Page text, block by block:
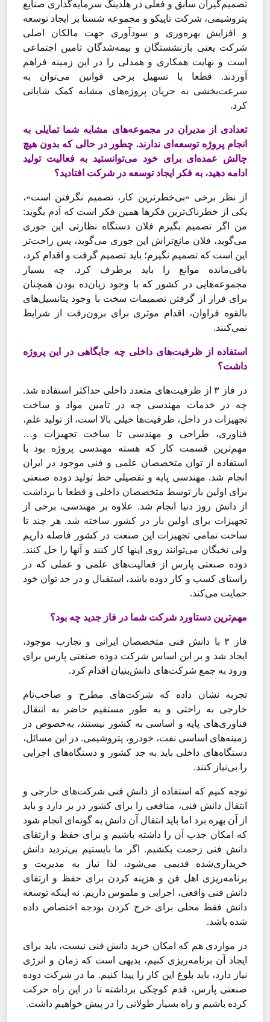
تصمیم‌‌‌گیران سابق و فعلی در هلدینگ سرمایه‌‌‌گذاری صنایع
پتروشیمی، شرکت تاپیکو و مجموعه شستا بر ایجاد توسعه
و افزایش بهره‌‌‌وری و سودآوری جهت مالکان اصلی
شرکت یعنی بازنشستگان و بیمه‌شدگان تامین اجتماعی
است و نهایت همکاری و همدلی را در این زمینه فراهم
آوردند. قطعا با تسهیل برخی قوانین می‌‌‌توان به
سرعت‌‌‌بخشی به جریان پروژه‌‌‌های مشابه کمک شایانی
کرد.
تعدادی از مدیران در مجموعه‌‌‌های مشابه شما تمایلی به
انجام پروژه توسعه‌‌‌ای ندارند. چطور در حالی که بدون هیچ
چالش عمده‌‌‌ای برای خود می‌‌‌توانستید به فعالیت تولید
ادامه دهید، به فکر ایجاد توسعه در شرکت افتادید؟
از نظر برخی «بی‌‌‌خطرترین کار، تصمیم نگرفتن است»،
یکی از خطرناک‌‌‌ترین فکرها همین فکر است که آدم بگوید:
من اگر تصمیم بگیرم فلان دستگاه نظارتی این ‌‌‌جوری
می‌‌‌گوید، فلان مانع‌‌‌تراش این‌‌‌ جوری می‌‌‌گوید، پس راحت‌‌‌تر
این است که تصمیم نگیرم؛ باید تصمیم گرفت و اقدام کرد،
باقی‌مانده موانع را باید برطرف کرد. چه بسیار
مجموعه‌‌‌هایی در کشور که با وجود زیان‌‌‌ده بودن همچنان
برای فرار از گرفتن تصمیمات سخت با وجود پتانسیل‌‌‌های
بالقوه فراوان، اقدام موثری برای برون‌رفت از شرایط
نمی‌‌‌کنند.
استفاده از ظرفیت‌‌‌های داخلی چه جایگاهی در این پروژه
داشت؟
در فاز ۳ از ظرفیت‌‌‌های متعدد داخلی حداکثر استفاده شد.
چه در خدمات مهندسی چه در تامین مواد و ساخت
تجهیزات در داخل، ظرفیت‌‌‌ها خیلی بالا است، از تولید علم،
فناوری، طراحی و مهندسی تا ساخت تجهیزات و…
مهم‌ترین قسمت کار که هسته مهندسی پروژه بود با
استفاده از توان متخصصان علمی و فنی موجود در ایران
انجام شد. مهندسی پایه و تفصیلی خط تولید دوده صنعتی
برای اولین بار توسط متخصصان داخلی و قطعا با برداشت
از دانش روز دنیا انجام شد. علاوه بر مهندسی، برخی از
تجهیزات برای اولین بار در کشور ساخته شد. هر چند تا
ساخت تمامی تجهیزات این صنعت در کشور فاصله داریم
ولی نخبگان می‌‌‌توانند روی اینها کار کنند و آنها را حل کنند.
دوده صنعتی پارس از فعالیت‌‌‌های علمی و عملی که در
راستای کسب و کار دوده باشد، استقبال و در حد توان خود
حمایت می‌‌‌کند.
مهم‌‌‌ترین دستاورد شرکت شما در فاز جدید چه بود؟
فاز ۳ با دانش فنی متخصصان ایرانی و تجارب موجود،
ایجاد شد و بر این اساس شرکت دوده صنعتی پارس برای
ورود به جمع شرکت‌‌‌های دانش‌بنیان اقدام کرد.
تجربه نشان داده که شرکت‌‌‌های مطرح و صاحب‌نام
خارجی به راحتی و به طور مستقیم حاضر به انتقال
فناوری‌‌‌های پایه و اساسی به کشور نیستند، به‌خصوص در
زمینه‌‌‌های اساسی نفت، خودرو، پتروشیمی. در این مسائل،
دستگاه‌‌‌های داخلی باید به جد کشور و دستگاه‌‌‌های اجرایی
را بی‌‌‌نیاز کنند.
توجه کنیم که استفاده از دانش فنی شرکت‌‌‌های خارجی و
انتقال دانش فنی، منافعی را برای کشور در بر دارد و باید
از آن بهره برد اما باید انتقال آن دانش به گونه‌‌‌ای انجام شود
که امکان جذب آن را داشته باشیم و برای حفظ و ارتقای
دانش فنی زحمت بکشیم. اگر ما بایستیم بی‌‌‌تردید دانش
خریداری‌شده قدیمی می‌‌‌شود، لذا نیاز به مدیریت و
برنامه‌‌‌ریزی اهل فن و هزینه کردن برای حفظ و ارتقای
دانش فنی واقعی، اجرایی و ملموس داریم. نه اینکه توسعه
دانش فقط محلی برای خرج کردن بودجه اختصاص داده
شده باشد.
در مواردی هم که امکان خرید دانش فنی نیست، باید برای
ایجاد آن برنامه‌‌‌ریزی کنیم، بدیهی است که زمان و انرژی
نیاز دارد، باید بلوغ این کار را پیدا کنیم. ما در شرکت دوده
صنعتی پارس، قدم کوچکی برداشته تا در این راه حرکت
کرده‌‌‌ باشیم و راه بسیار طولانی را در پیش خواهیم داشت.